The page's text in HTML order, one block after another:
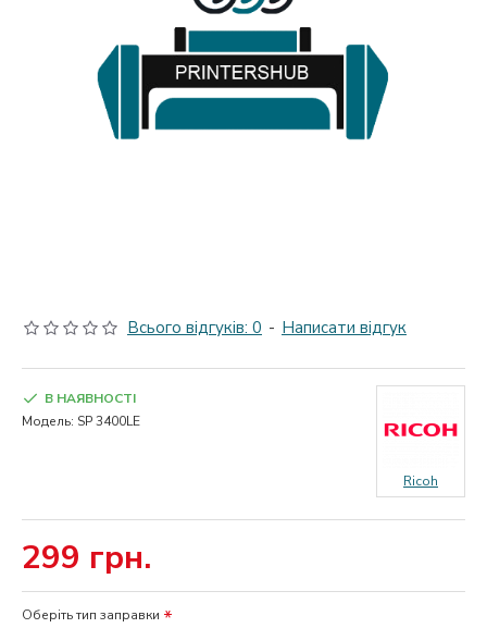
Всього відгуків: 0 - Написати відгук
299 грн.
В НАЯВНОСТІ
Модель: SP 3400LE
Ricoh
Оберіть тип заправки